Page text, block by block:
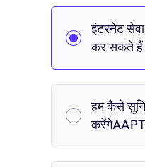
इंटरनेट
कर सकते हैं
हम कैसे